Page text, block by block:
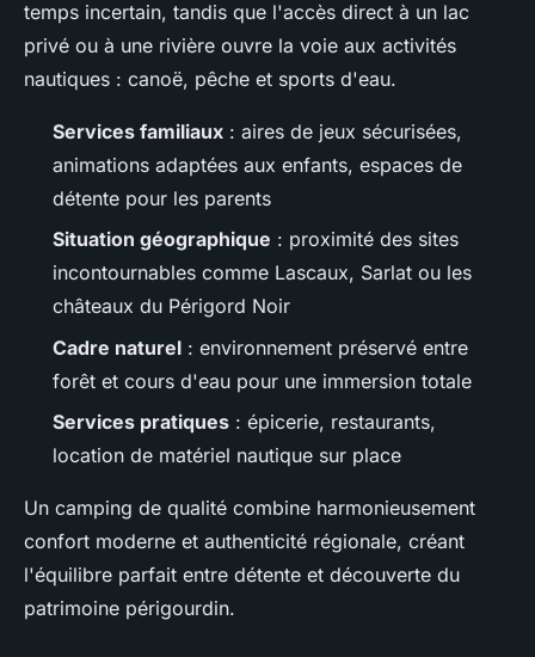
temps incertain, tandis que l'accès direct à un lac
privé ou à une rivière ouvre la voie aux activités
nautiques : canoë, pêche et sports d'eau.
Services familiaux : aires de jeux sécurisées,
animations adaptées aux enfants, espaces de
détente pour les parents
Situation géographique : proximité des sites
incontournables comme Lascaux, Sarlat ou les
châteaux du Périgord Noir
Cadre naturel : environnement préservé entre
forêt et cours d'eau pour une immersion totale
Services pratiques : épicerie, restaurants,
location de matériel nautique sur place
Un camping de qualité combine harmonieusement
confort moderne et authenticité régionale, créant
l'équilibre parfait entre détente et découverte du
patrimoine périgourdin.